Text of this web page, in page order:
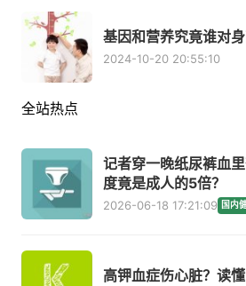
基因和营养究竟谁对
2024-10-20 20:55:10
全站热点
记者穿一晚纸尿裤血
度竟是成人的5倍？
2026-06-18 17:21:09 国内
高钾血症伤心脏？读